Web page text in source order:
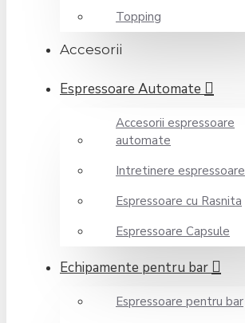
Topping
Accesorii
Espressoare Automate
Accesorii espressoare
automate
Intretinere espressoare
Espressoare cu Rasnita
Espressoare Capsule
Echipamente pentru bar
Espressoare pentru bar